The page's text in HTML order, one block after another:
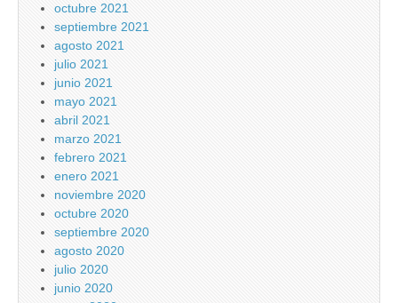
octubre 2021
septiembre 2021
agosto 2021
julio 2021
junio 2021
mayo 2021
abril 2021
marzo 2021
febrero 2021
enero 2021
noviembre 2020
octubre 2020
septiembre 2020
agosto 2020
julio 2020
junio 2020